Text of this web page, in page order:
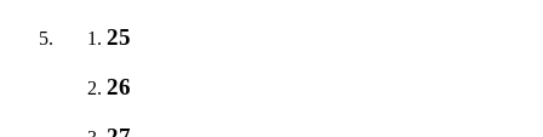
25
26